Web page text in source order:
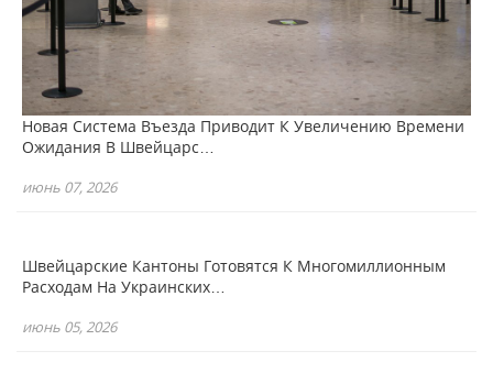
Новая Система Въезда Приводит К Увеличению Времени
Ожидания В Швейцарс…
июнь 07, 2026
Швейцарские Кантоны Готовятся К Многомиллионным
Расходам На Украинских…
июнь 05, 2026